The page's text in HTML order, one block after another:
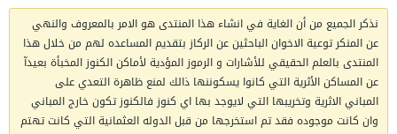
نذكر الجميع من أن الغاية في انشاء هذا المنتدى هو الامر بالمعروف والنهي
عن المنكر توعية الاخوان الباحثين عن الركاز بتقديم المساعده لهم من خلال هذا
المنتدى بالعلم الحقيقي للأشارات و الرموز المؤدية لأماكن الكنوز المخبأة بعيدآ
عن المساكن الأثرية التي كانوا يسكوننها ذالك لمنع ظاهرة التعدي على
المباني الاثرية وتخريبها التي لايوجد بها اي كنوز فالكنوز تكون خارج المباني
وان كانت موجوده فقد تم استخرجها من قبل الدوله العثمانية التي كانت تهتم